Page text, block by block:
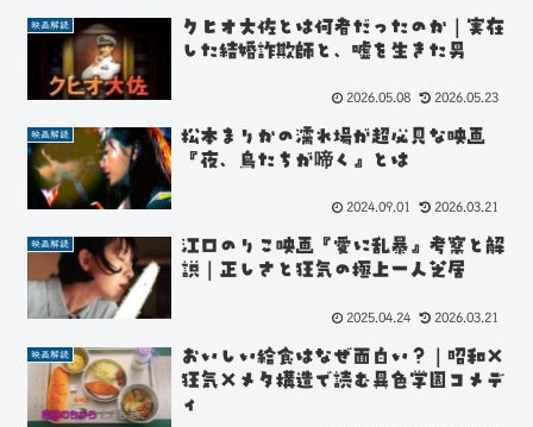
映画解読
クヒオ大佐とは何者だったのか｜実在
した結婚詐欺師と、嘘を生きた男
2026.05.08 2026.05.23
映画解読
松本まりかの濡れ場が超必見な映画
『夜、鳥たちが啼く』とは
2024.09.01 2026.03.21
映画解読
江口のりこ映画『愛に乱暴』考察と解
説｜正しさと狂気の極上一人芝居
2025.04.24 2026.03.21
映画解読
おいしい給食はなぜ面白い？｜昭和×
狂気×メタ構造で読む異色学園コメデ
ィ